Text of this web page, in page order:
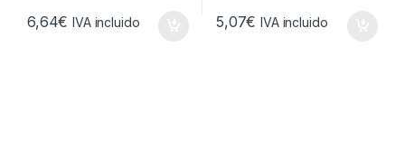
6,64€ IVA incluido 5,07€ IVA incluido